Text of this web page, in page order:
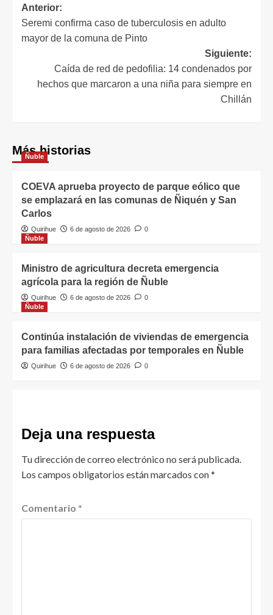
Anterior:
Seremi confirma caso de tuberculosis en adulto
mayor de la comuna de Pinto
Siguiente:
Caída de red de pedofilia: 14 condenados por
hechos que marcaron a una niña para siempre en
Chillán
Más historias
Ñuble
COEVA aprueba proyecto de parque eólico que
se emplazará en las comunas de Ñiquén y San
Carlos
Quirihue 6 de agosto de 2026
0
Ñuble
Ministro de agricultura decreta emergencia
agrícola para la región de Ñuble
Quirihue 6 de agosto de 2026
0
Ñuble
Continúa instalación de viviendas de emergencia
para familias afectadas por temporales en Ñuble
Quirihue 6 de agosto de 2026 0
Deja una respuesta
Tu dirección de correo electrónico no será publicada.
Los campos obligatorios están marcados con*
Comentario *